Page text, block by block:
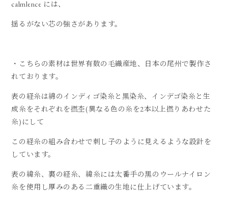
calmlence には、
揺るがない芯の強さがあります。
・こちらの素材は世界有数の毛織産地、日本の尾州で製作さ
れております。
表の経糸は綿のインディゴ染糸と黒染糸、インデゴ染糸と生
成糸をそれぞれを撚杢(異なる色の糸を2本以上撚りあわせた
糸)にして
この経糸の組み合わせで刺し子のように見えるような設計を
しています。
表の緯糸、裏の経糸、緯糸には太番手の黒のウールナイロン
糸を使用し厚みのある二重織の生地に仕上げています。